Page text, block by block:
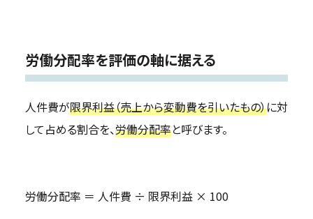
労働分配率を評価の軸に据える
人件費が限界利益（売上から変動費を引いたもの）に対
して占める割合を、労働分配率と呼びます。
労働分配率 ＝ 人件費 ÷ 限界利益 × 100